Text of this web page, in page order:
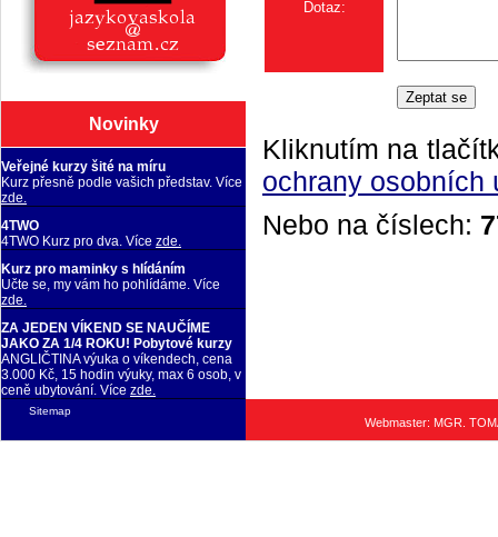
Novinky
Veřejné kurzy šité na míru
Kurz přesně podle vašich představ. Více
zde.
4TWO
4TWO Kurz pro dva. Více zde.
Kurz pro maminky s hlídáním
Učte se, my vám ho pohlídáme. Více
zde.
ZA JEDEN VÍKEND SE NAUČÍME
JAKO ZA 1/4 ROKU! Pobytové kurzy
ANGLIČTINA výuka o víkendech, cena
3.000 Kč, 15 hodin výuky, max 6 osob, v
ceně ubytování. Více zde.
Dotaz:
Kliknutím na
ochrany osobních
Nebo na číslech:
Webmaster: MGR.
Sitemap